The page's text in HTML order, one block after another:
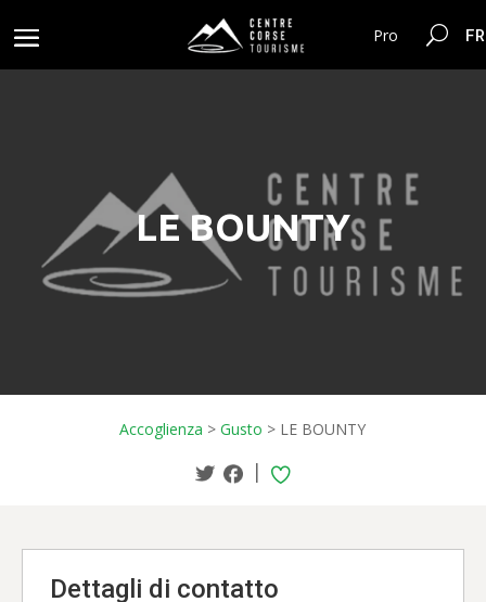
Pro
LE BOUNTY
Accoglienza >Gusto > LE BOUNTY
|
Dettagli di contatto